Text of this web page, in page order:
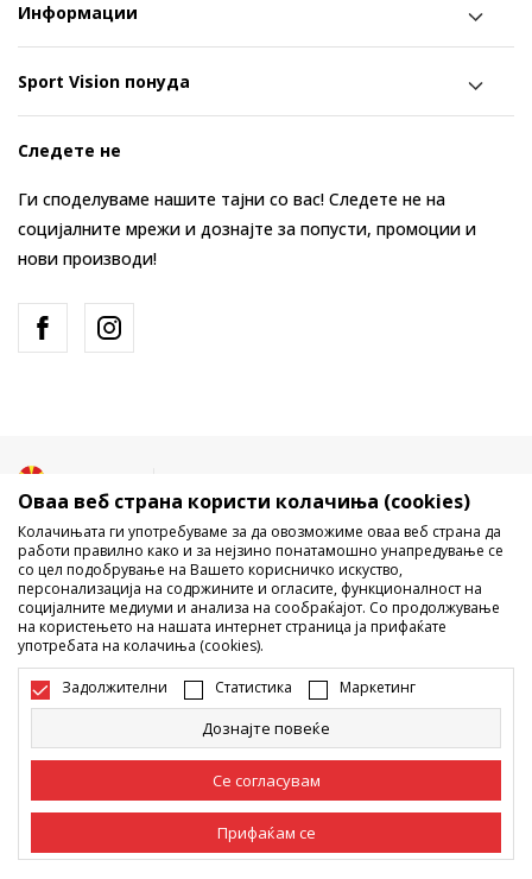
Информации
Sport Vision понуда
Следете не
Ги споделуваме нашите тајни со вас! Следете не на
социјалните мрежи и дознајте за попусти, промоции и
нови производи!
Не е дозволено превземање или користење на содржината од
интернет страните на Sport Vision, делумно или целосно a се
однесува на логоа, трговски марки, комерцијални содржини, ниту
истите да се отстапуваат на трети лица, јавно да се објавуваат или да
се користат за било какви цели, без писмена согласност од БДС.МК
ДООЕЛ.
Настојуваме да бидеме што попрецизни во описот на производот,
фотографијата и самата цена, но не можеме да гарантираме дака
сите информации се комплетни и без грешка. Сите прикажани
производи на сајтот се дел од нашата понуда, но не се подразбира
дека мораат да се достапни во секој момент. Достапноста на
Оваа веб страна користи колачиња (cookies)
Колачињата ги употребуваме за да овозможиме оваа веб страна да
работи правилно како и за нејзино понатамошно унапредување се
со цел подобрување на Вашето корисничко искуство,
персонализација на содржините и огласите, функционалност на
социјалните медиуми и анализа на сообраќајот. Со продолжување
на користењето на нашата интернет страница ја прифаќате
употребата на колачиња (cookies).
Задолжителни Статистика Маркетинг
Дознајте повеќе
Се согласувам
Прифаќам се